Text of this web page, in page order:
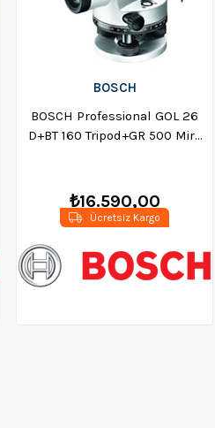
BOSCH
BOSCH Professional GOL 26
D+BT 160 Tripod+GR 500 Mira
₺16.590,00
Ücretsiz Kargo